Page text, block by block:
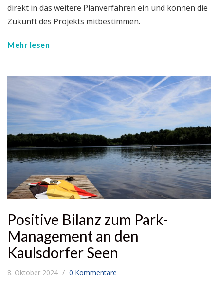
direkt in das weitere Planverfahren ein und können die
Zukunft des Projekts mitbestimmen.
Mehr lesen
Positive Bilanz zum Park-
Management an den
Kaulsdorfer Seen
8. Oktober 2024 0 Kommentare